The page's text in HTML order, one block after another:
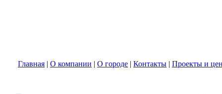
Главная | О компании | О городе | Контакты | Проекты и